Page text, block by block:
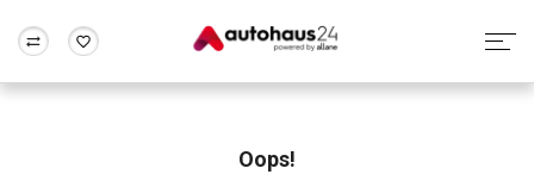
Rund um die Inzahlungnahme
Oops!